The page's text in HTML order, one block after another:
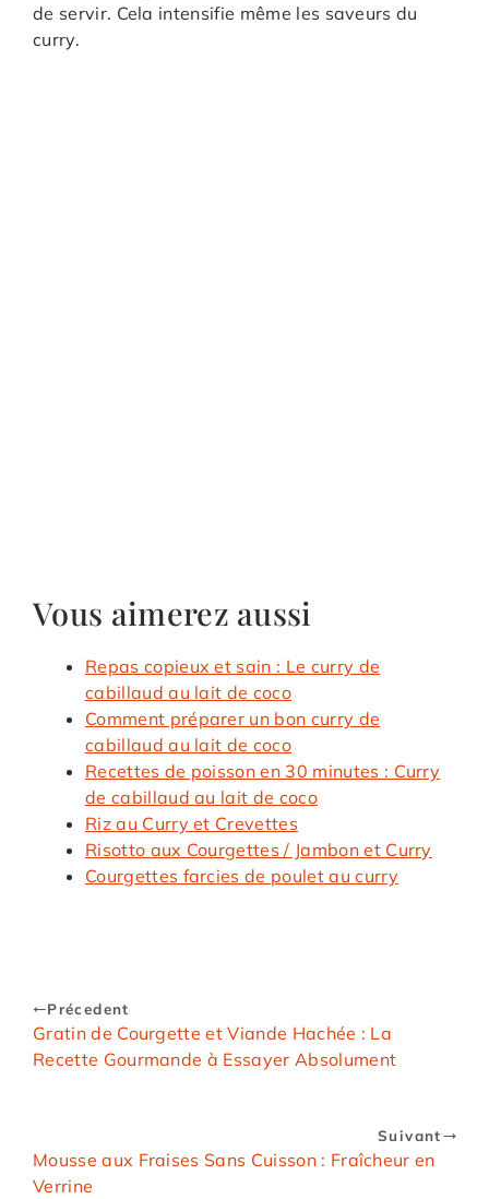
de servir. Cela intensifie même les saveurs du
curry.
Vous aimerez aussi
Repas copieux et sain : Le curry de
cabillaud au lait de coco
Comment préparer un bon curry de
cabillaud au lait de coco
Recettes de poisson en 30 minutes : Curry
de cabillaud au lait de coco
Riz au Curry et Crevettes
Risotto aux Courgettes / Jambon et Curry
Courgettes farcies de poulet au curry
Précedent
Gratin de Courgette et Viande Hachée : La
Recette Gourmande à Essayer Absolument
Suivant
Mousse aux Fraises Sans Cuisson : Fraîcheur en
Verrine